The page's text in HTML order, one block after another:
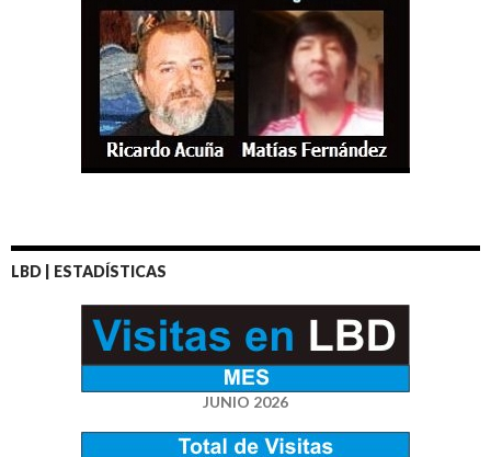
LBD | ESTADÍSTICAS
JUNIO 2026